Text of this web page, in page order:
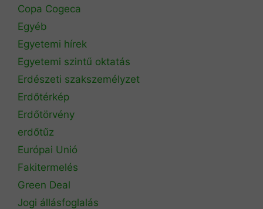
Copa Cogeca
Egyéb
Egyetemi hírek
Egyetemi szintű oktatás
Erdészeti szakszemélyzet
Erdőtérkép
Erdőtörvény
erdőtűz
Európai Unió
Fakitermelés
Green Deal
Jogi állásfoglalás